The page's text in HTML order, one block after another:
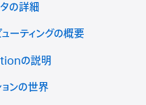
の詳細
ーティングの概要
の説明
ンの世界